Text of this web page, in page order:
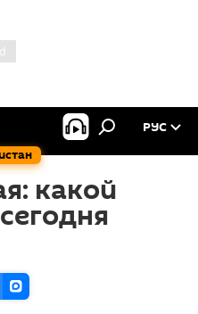
РУС
какой